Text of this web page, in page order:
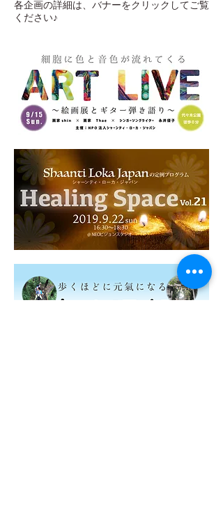
​各企画の詳細は、バナーをクリックしてご覧
ください♪